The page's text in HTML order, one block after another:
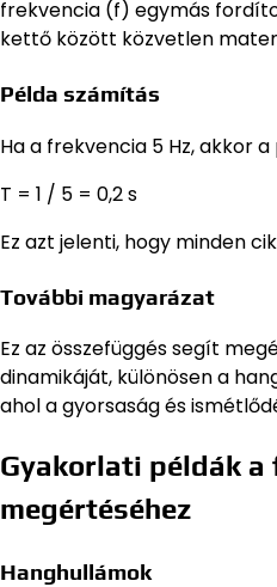
frekvencia (f) egymás
kettő között közvetlen
Példa számítás
Ha a frekvencia 5 Hz, akkor a
T = 1 / 5 = 0,2 s
Ez azt jelenti, hogy minden
További magyarázat
Ez az összefüggés segít
dinamikáját, különösen a
ahol a gyorsaság és
Gyakorlati példák a
megértéséhez
Hanghullámok